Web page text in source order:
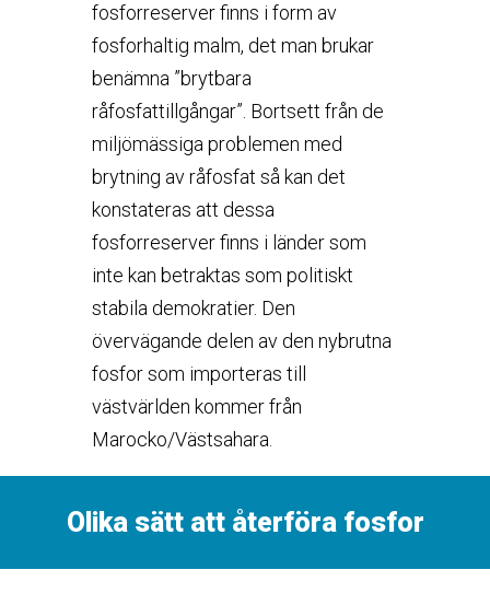
fosforreserver finns i form av
fosforhaltig malm, det man brukar
benämna ”brytbara
råfosfattillgångar”. Bortsett från de
miljömässiga problemen med
brytning av råfosfat så kan det
konstateras att dessa
fosforreserver finns i länder som
inte kan betraktas som politiskt
stabila demokratier. Den
övervägande delen av den nybrutna
fosfor som importeras till
västvärlden kommer från
Marocko/Västsahara.
Olika sätt att återföra fosfor